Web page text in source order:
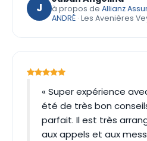
J à propos de Allianz
ANDRÉ · Les Avenières
« Super expérience
été de très bon
parfait. Il est très
aux appels et aux